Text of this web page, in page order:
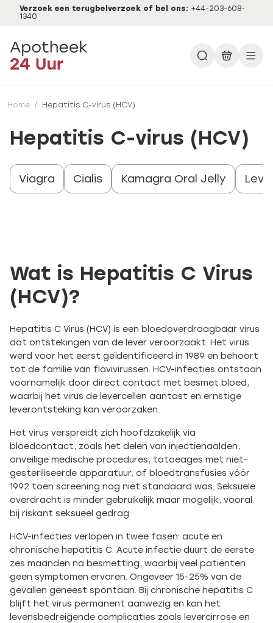
Verzoek een terugbelverzoek of bel ons: +44-203-608-
1340
Home / Hepatitis C-virus (HCV)
Hepatitis C-virus (HCV)
Viagra Cialis Kamagra Oral Jelly
Wat is Hepatitis C Virus
(HCV)?
Hepatitis C Virus (HCV) is een bloedoverdraagbaar virus
dat ontstekingen van de lever veroorzaakt. Het virus
werd voor het eerst geïdentificeerd in 1989 en behoort
tot de familie van flavivirussen. HCV-infecties ontstaan
voornamelijk door direct contact met besmet bloed,
waarbij het virus de levercellen aantast en ernstige
leverontsteking kan veroorzaken.
Het virus verspreidt zich hoofdzakelijk via
bloedcontact, zoals het delen van injectienaalden,
onveilige medische procedures, tatoeages met niet-
gesteriliseerde apparatuur, of bloedtransfusies vóór
1992 toen screening nog niet standaard was. Seksuele
overdracht is minder gebruikelijk maar mogelijk, vooral
bij riskant seksueel gedrag.
HCV-infecties verlopen in twee fasen: acute en
chronische hepatitis C. Acute infectie duurt de eerste
zes maanden na besmetting, waarbij veel patiënten
geen symptomen ervaren. Ongeveer 15-25% van de
gevallen geneest spontaan. Bij chronische hepatitis C
blijft het virus permanent aanwezig en kan het
levensbedreigende complicaties zoals levercirrose en